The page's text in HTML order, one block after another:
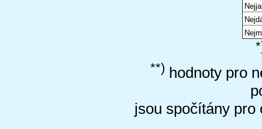
**) hodnoty pro
jsou spočítány pro